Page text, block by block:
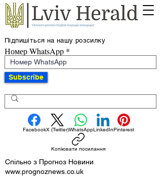
Підпишіться на нашу розсилку
Номер WhatsApp
Subscribe
FacebookX (Twitter)WhatsAppLinkedInPinterest
Копіювати посилання
Спільно з Прогноз Новини
www.prognoznews.co.uk